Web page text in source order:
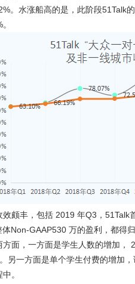
。水涨船高的是，此阶段51Talk
颇丰，包括 2019 年Q3，
Non-GAAP530 万的盈利，都得
方面，一方面是学生人数的增加
另一方面是单个学生付费的增加
。